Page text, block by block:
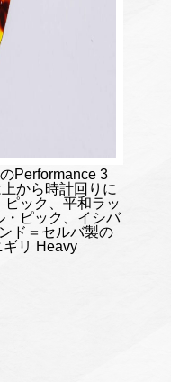
Performance 3
から時計回りに
ック、平和ラッ
・ピック、イシバ
ド＝セルバ製の
ギリ Heavy